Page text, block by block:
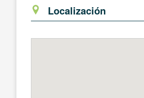
Localización